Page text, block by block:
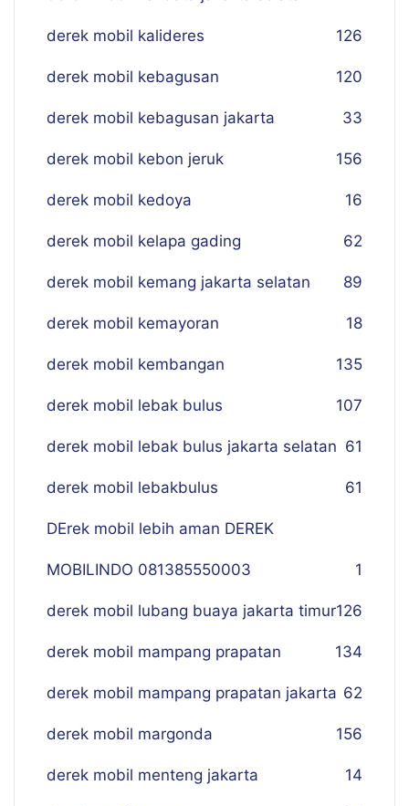
derek mobil kalideres 126
derek mobil kebagusan 120
derek mobil kebagusan jakarta 33
derek mobil kebon jeruk 156
derek mobil kedoya 16
derek mobil kelapa gading 62
derek mobil kemang jakarta selatan 89
derek mobil kemayoran 18
derek mobil kembangan 135
derek mobil lebak bulus 107
derek mobil lebak bulus jakarta selatan 61
derek mobil lebakbulus 61
DErek mobil lebih aman DEREK
MOBILINDO 081385550003 1
derek mobil lubang buaya jakarta timur126
derek mobil mampang prapatan 134
derek mobil mampang prapatan jakarta 62
derek mobil margonda 156
derek mobil menteng jakarta 14